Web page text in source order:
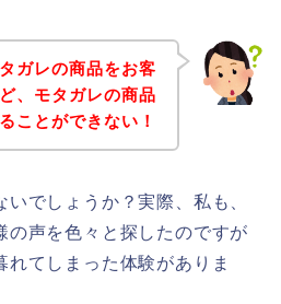
ガレの商品をお客
、モタガレの商品
ことができない！
でしょうか？実際、私も、
の声を色々と探したのですが
てしまった体験がありま